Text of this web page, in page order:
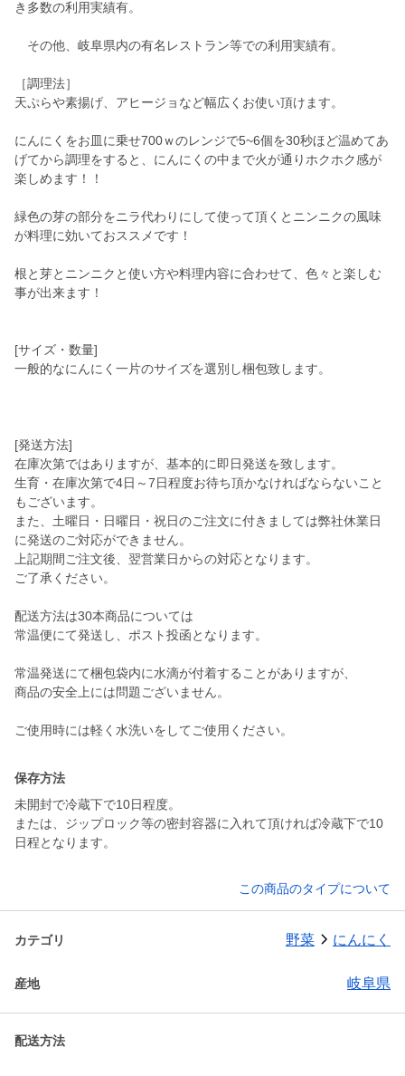
き多数の利用実績有。
その他、岐阜県内の有名レストラン等での利用実績有。
［調理法］
天ぷらや素揚げ、アヒージョなど幅広くお使い頂けます。
にんにくをお皿に乗せ700ｗのレンジで5~6個を30秒ほど温めてあ
げてから調理をすると、にんにくの中まで火が通りホクホク感が
楽しめます！！
緑色の芽の部分をニラ代わりにして使って頂くとニンニクの風味
が料理に効いておススメです！
根と芽とニンニクと使い方や料理内容に合わせて、色々と楽しむ
事が出来ます！
[サイズ・数量]
一般的なにんにく一片のサイズを選別し梱包致します。
[発送方法]
在庫次第ではありますが、基本的に即日発送を致します。
生育・在庫次第で4日～7日程度お待ち頂かなければならないこと
もございます。
また、土曜日・日曜日・祝日のご注文に付きましては弊社休業日
に発送のご対応ができません。
上記期間ご注文後、翌営業日からの対応となります。
ご了承ください。
配送方法は30本商品については
常温便にて発送し、ポスト投函となります。
常温発送にて梱包袋内に水滴が付着することがありますが、
商品の安全上には問題ございません。
ご使用時には軽く水洗いをしてご使用ください。
保存方法
未開封で冷蔵下で10日程度。
または、ジップロック等の密封容器に入れて頂ければ冷蔵下で10
日程となります。
この商品のタイプについて
カテゴリ 野菜 にんにく
産地 岐阜県
配送方法